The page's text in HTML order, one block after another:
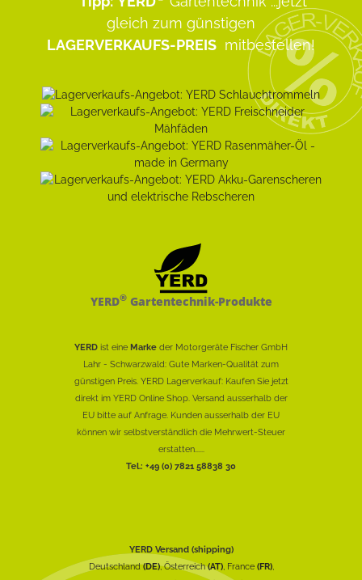
gleich zum günstigen
LAGERVERKAUFS-PREIS mitbestellen!
YERD®Gartentechnik-Produkte
YERD ist eine Marke der Motorgeräte Fischer GmbH
Lahr - Schwarzwald: Gute Marken-Qualität zum
günstigen Preis. YERD Lagerverkauf: Kaufen Sie jetzt
direkt im YERD Online Shop. Versand ausserhalb der
EU bitte auf Anfrage. Kunden ausserhalb der EU
können wir selbstverständlich die Mehrwert-Steuer
erstatten......
Tel.: +49 (0) 7821 58838 30
YERD Versand (shipping)
Deutschland(DE), Österreich(AT), France (FR),